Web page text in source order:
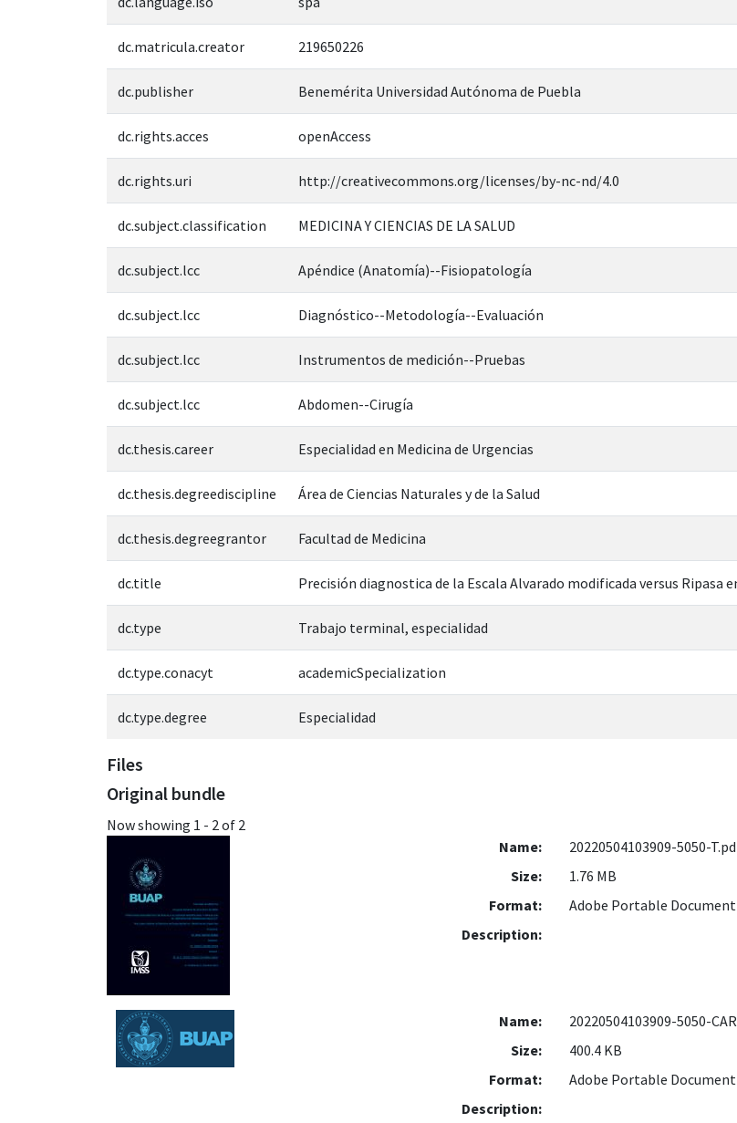
dc.matricula.creator 219650226
dc.publisher Benemérita Universidad Autónoma de Puebla
dc.rights.acces openAccess
dc.rights.uri http://creativecommons.org/licenses/by-nc-nd/4.0
dc.subject.classification MEDICINA Y CIENCIAS DE LA SALUD
dc.subject.lcc Apéndice (Anatomía)--Fisiopatología
dc.subject.lcc Diagnóstico--Metodología--Evaluación
dc.subject.lcc Instrumentos de medición--Pruebas
dc.subject.lcc Abdomen--Cirugía
dc.thesis.career Especialidad en Medicina de Urgencias
dc.thesis.degreediscipline Área de Ciencias Naturales y de la Salud
dc.thesis.degreegrantor Facultad de Medicina
dc.title Precisión diagnostica de la Escala Alvarado modificada versus Ripasa
dc.type Trabajo terminal, especialidad
dc.type.conacyt academicSpecialization
dc.type.degree Especialidad
Files
Original bundle
Now showing 1 - 2 of 2
Name:
20220504103909-5050-
Size:
1.76 MB
Format:
Adobe Portable
Description:
Name:
20220504103909-5050-
Size:
400.4 KB
Format:
Adobe Portable
Description: